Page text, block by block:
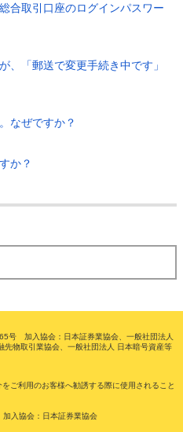
合取引口座のログインパスワー
、「郵送で変更手続き中です」
なぜですか？
か？
号 加入協会：日本証券業協会、一般社団法人
物取引業協会、一般社団法人 日本暗号資産等
ご利用のお客様へ勧誘する際に使用されること
入協会：日本証券業協会